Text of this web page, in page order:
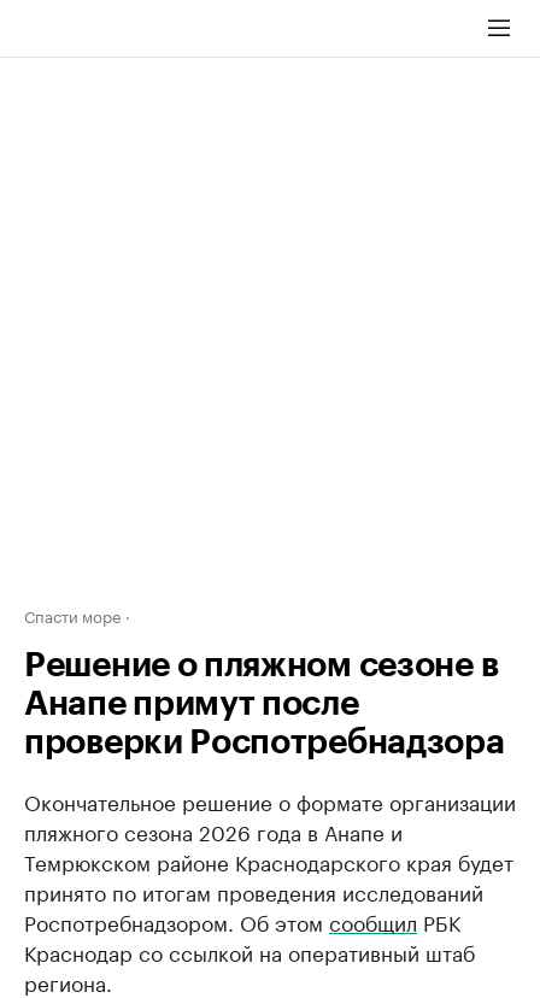
Спасти море
Решение о пляжном сезоне в
Анапе примут после
проверки Роспотребнадзора
Окончательное решение о формате организации
пляжного сезона 2026 года в Анапе и
Темрюкском районе Краснодарского края будет
принято по итогам проведения исследований
Роспотребнадзором. Об этом сообщил РБК
Краснодар со ссылкой на оперативный штаб
региона.